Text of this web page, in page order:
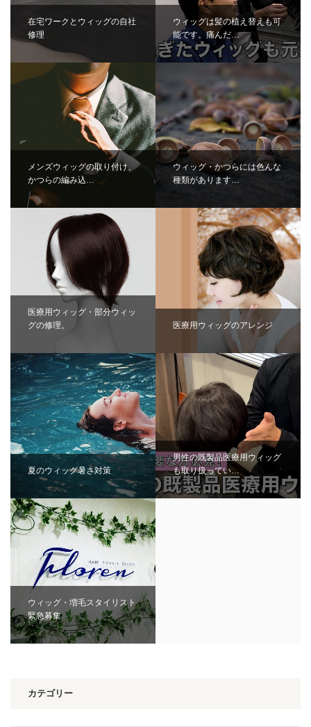
在宅ワークとウィッグの自社
修理
ウィッグは髪の植え替えも可
能です。痛んだ…
メンズウィッグの取り付け、
かつらの編み込…
ウィッグ・かつらには色んな
種類があります…
医療用ウィッグ・部分ウィッ
グの修理。
医療用ウィッグのアレンジ
夏のウィッグ暑さ対策
男性の既製品医療用ウィッグ
も取り扱ってい…
ウィッグ・増毛スタイリスト
緊急募集
カテゴリー